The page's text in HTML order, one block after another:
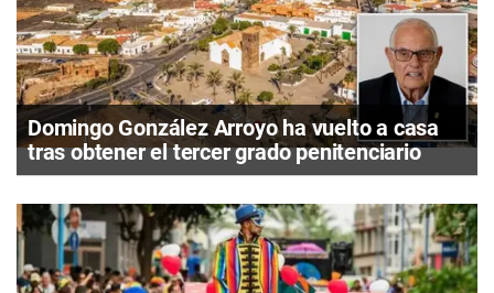
Domingo González Arroyo ha vuelto a casa
tras obtener el tercer grado penitenciario